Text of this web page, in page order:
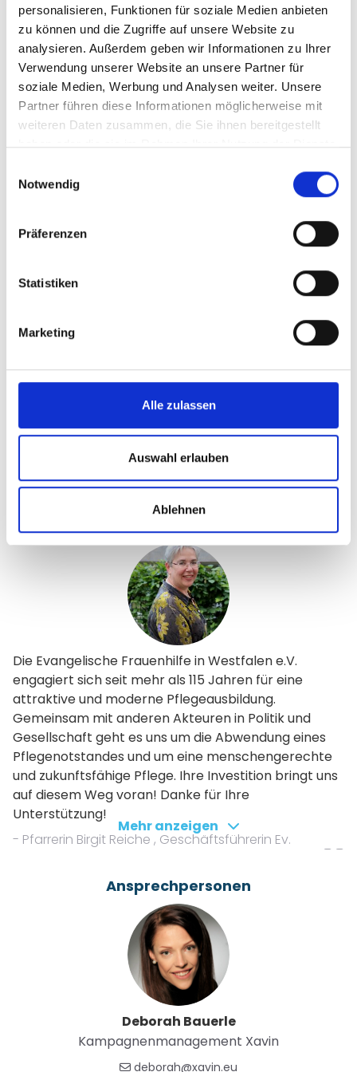
personalisieren, Funktionen für soziale Medien anbieten
zu können und die Zugriffe auf unsere Website zu
analysieren. Außerdem geben wir Informationen zu Ihrer
Verwendung unserer Website an unsere Partner für
soziale Medien, Werbung und Analysen weiter. Unsere
Partner führen diese Informationen möglicherweise mit
weiteren Daten zusammen, die Sie ihnen bereitgestellt
haben oder die sie im Rahmen Ihrer Nutzung der Dienste
Notwendig
Präferenzen
Statistiken
Marketing
Alle zulassen
Auswahl erlauben
Ablehnen
Anonymaus Nordrhein-Westfalen
vor 1 Jahr
Anonymaus Baden-Württemberg 3.000 €
vor 1 Jahr
2.000 €
vor 1 Jahr
2.000 €
Anonym
1.000 €
Zahlen und Daten
Die Evangelische Frauenhilfe in Westfalen e.V.
engagiert sich seit mehr als 115 Jahren für eine
attraktive und moderne Pflegeausbildung.
Gemeinsam mit anderen Akteuren in Politik und
Gesellschaft geht es uns um die Abwendung eines
Pflegenotstandes und um eine menschengerechte
und zukunftsfähige Pflege. Ihre Investition bringt uns
auf diesem Weg voran! Danke für Ihre
Unterstützung!
- Pfarrerin Birgit Reiche , Geschäftsführerin Ev.
Die Evangelische Frauenhilfe in Westfalen e.V. steht
seit 1906 für eine professionelle Pflegeausbildung.
Der tatkräftige Frauenverband bietet in Nordrhein-
Westfalen Ausbildungen sowie Weiterbildungen im
Pflegebereich an. Um dem immer größeren
Pflegenotstand entgegenzuwirken, eröffnet die
Frauenhilfe eine weitere Pflegeschule in Warburg. Ab
Mehr anzeigen
Ansprechpersonen
Deborah Bauerle
Kampagnenmanagement Xavin
deborah@xavin.eu